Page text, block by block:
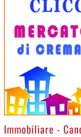
>Immobiliare -